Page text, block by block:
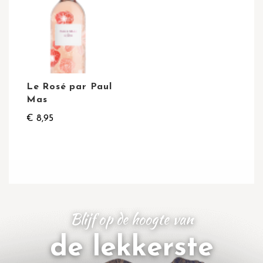
Le Rosé par Paul
Mas
€ 8,95
Blijf op de hoogte van
de lekkerste